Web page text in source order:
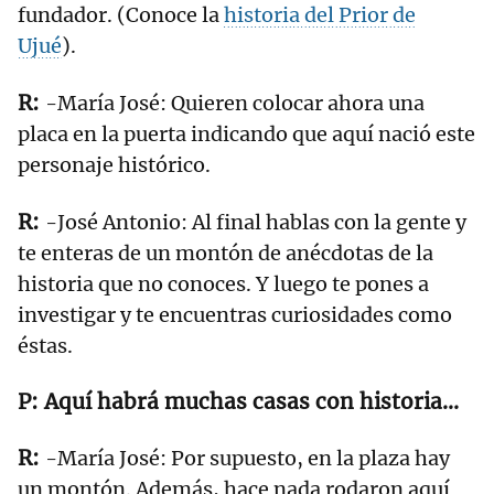
fundador. (Conoce lahistoria del Prior de
Ujué).
-María José: Quieren colocar ahora una
placa en la puerta indicando que aquí nació este
personaje histórico.
-José Antonio: Al final hablas con la gente y
te enteras de un montón de anécdotas de la
historia que no conoces. Y luego te pones a
investigar y te encuentras curiosidades como
éstas.
Aquí habrá muchas casas con historia…
-María José: Por supuesto, en la plaza hay
un montón. Además, hace nada rodaron aquí